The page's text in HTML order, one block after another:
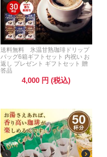
送料無料 氷温甘熟珈琲ドリップ
バッグ6箱ギフトセット 内祝い お
返し プレゼント ギフトセット 贈
答品
4,000 円 (税込)